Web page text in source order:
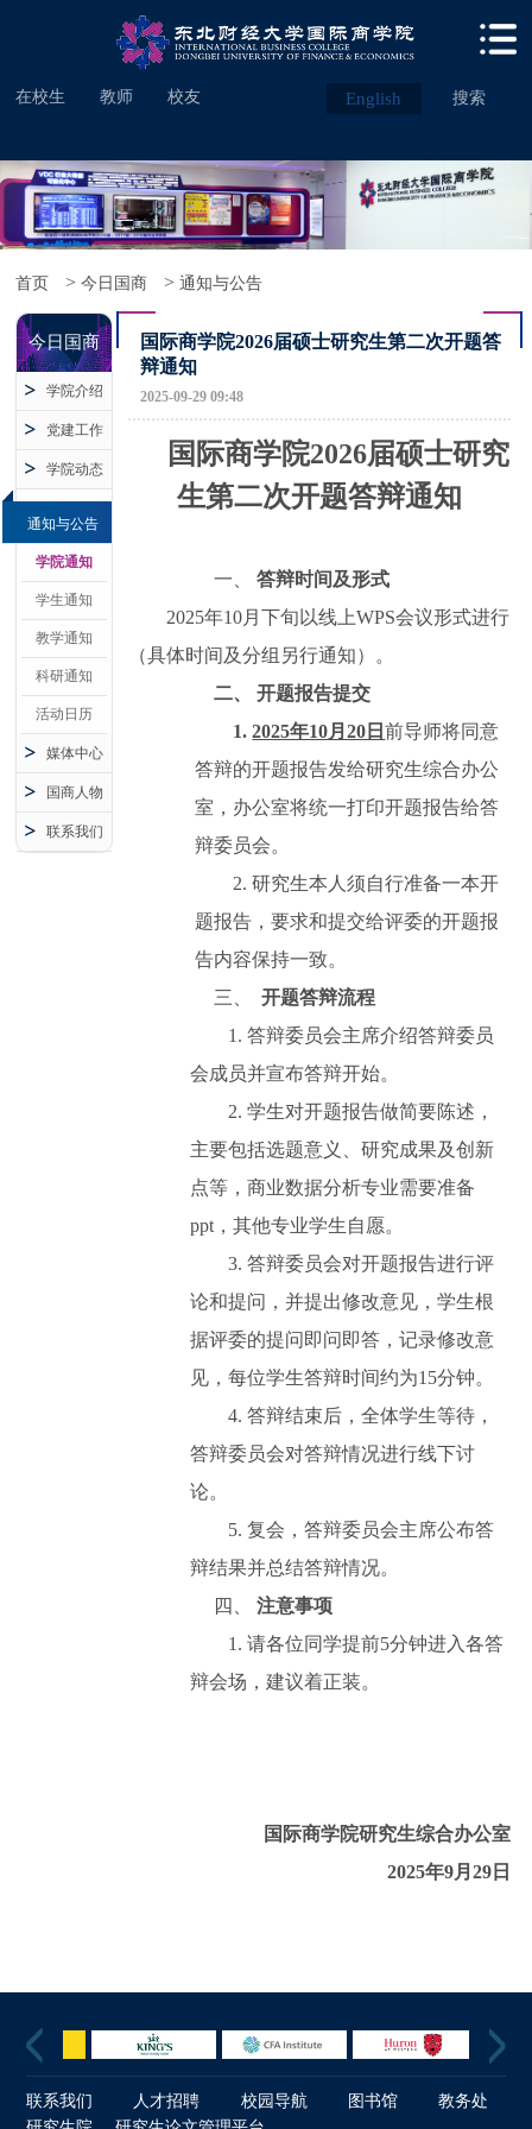
在校生 教师 校友 English 搜索
首页 >今日国商 >通知与公告
今日国商
学院介绍
党建工作
学院动态
通知与公告
学院通知
学生通知
教学通知
科研通知
活动日历
媒体中心
国商人物
联系我们
国际商学院2026届硕士研究生第二次开题答
辩通知
2025-09-29 09:48
国际商学院2026届硕士研究
生第二次开题答辩通知
一、答辩时间及形式
2025年10月下旬 以线上WPS会议形式进行
（具体时间及分组另行通知） 。
二、开题报告提交
1.2025年10月20日前导师将同意
答辩的开题报告发给研究生综合办公
室， 办公室将统一打印开题报告给答
辩委员会。
2.研究生本人须自行准备一本开
题报告，要求和提交给评委的开题报
告内容保持一致。
三、
开题答辩流程
1.答辩委员会主席介绍答辩委员
会成员并宣布答辩开始。
2.学生对开题报告做简要陈述，
主要包括选题意义、研究成果及创新
点等 ，商业数据分析专业需要准备
ppt，其他专业学生自愿。
3.答辩委员会对开题报告进行评
论和提问，并提出修改意见，学生根
据评委的提问即问即答，记录修改意
见，每位学生答辩时间约为15分钟。
4.答辩结束后，全体学生等待 ，
答辩委员会对答辩情况进行线下讨
论。
5.复会，答辩委员会主席公布答
辩结果并总结答辩情况。
四、注意事项
1.请各位同学提前5分钟进入各答
辩会场 ，建议着正装。
国际商学院研究生综合办公室
2025年9月 29日
联系我们 人才招聘 校园导航 图书馆
教务处